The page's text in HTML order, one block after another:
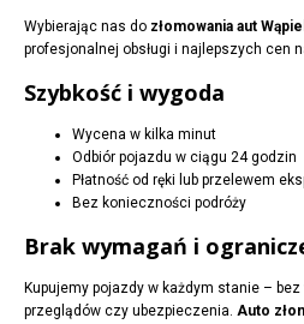
Wybierając nas do złomowania aut
profesjonalnej obsługi i najlepszych cen
Szybkość i wygoda
Wycena w kilka minut
Odbiór pojazdu w ciągu 24 godzin
Płatność od ręki lub przelewem
Bez konieczności podróży
Brak wymagań i
Kupujemy pojazdy w każdym stanie –
przeglądów czy ubezpieczenia. Auto